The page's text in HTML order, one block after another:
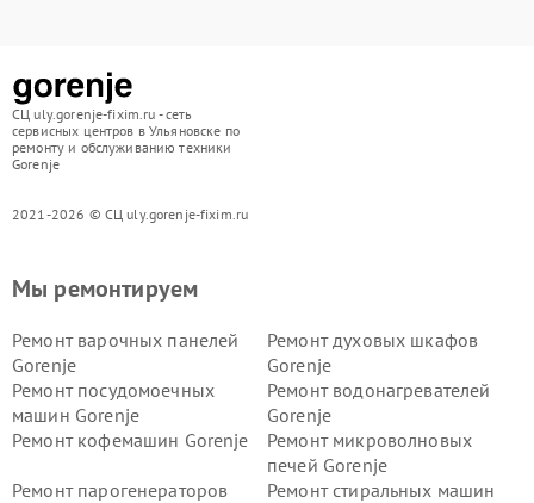
СЦ uly.gorenje-fixim.ru - сеть
сервисных центров в Ульяновске по
ремонту и обслуживанию техники
Gorenje
2021-2026 © СЦ uly.gorenje-fixim.ru
Мы ремонтируем
Ремонт варочных панелей
Gorenje
Ремонт духовых шкафов
Gorenje
Ремонт посудомоечных
машин Gorenje
Ремонт водонагревателей
Gorenje
Ремонт кофемашин Gorenje
Ремонт микроволновых
печей Gorenje
Ремонт парогенераторов
Ремонт стиральных машин